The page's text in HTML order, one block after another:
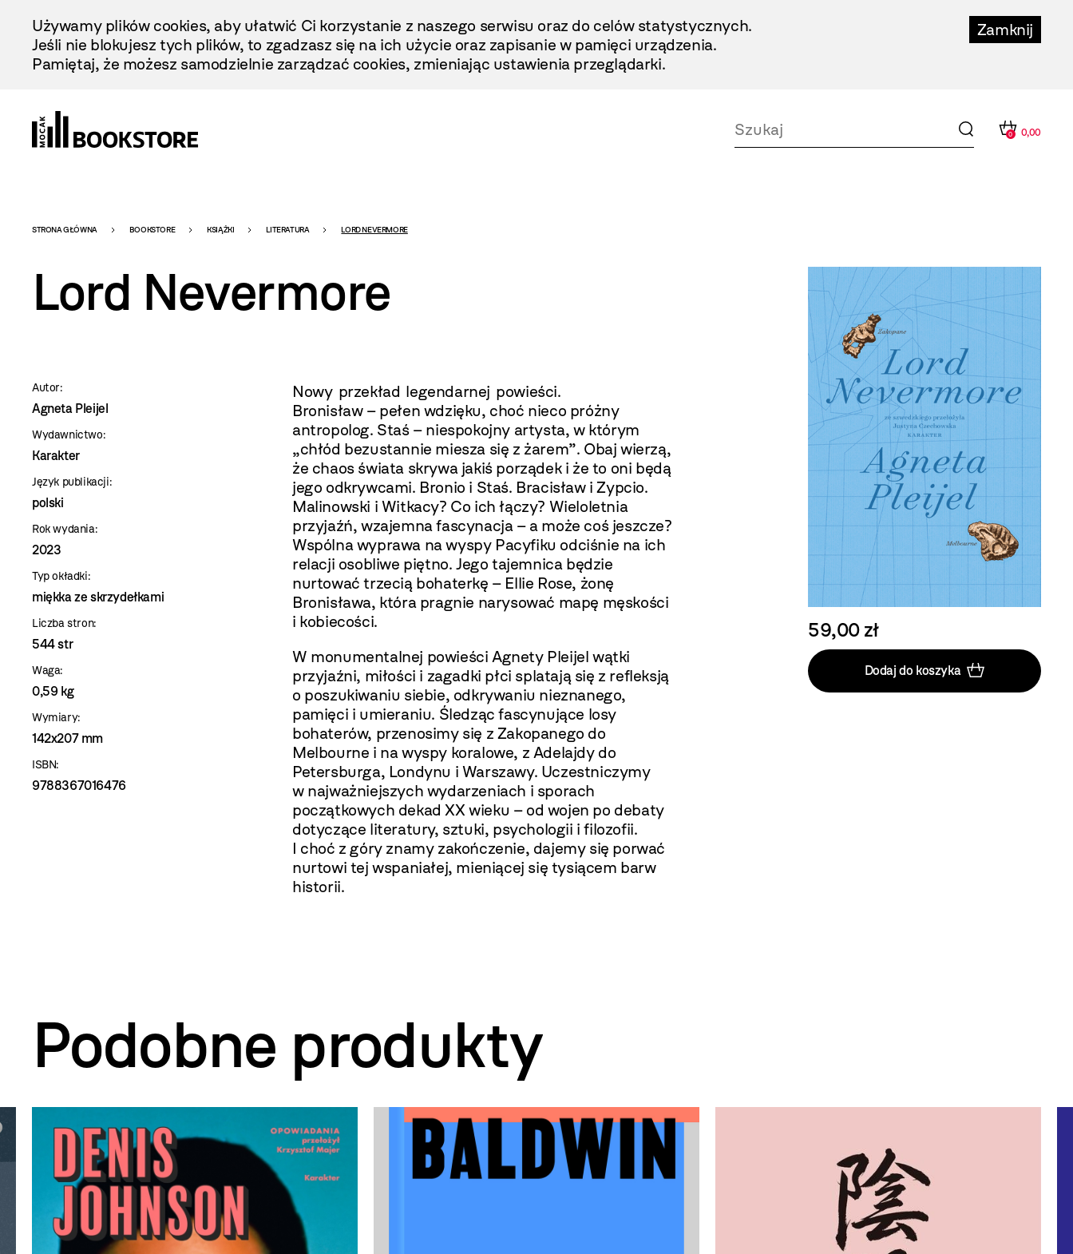
Treści
Zamknij
Używamy plików cookies, aby ułatwić Ci korzystanie z naszego serwisu oraz do celów statystycznych.
Jeśli nie blokujesz tych plików, to zgadzasz się na ich użycie oraz zapisanie w pamięci urządzenia.
Pamiętaj, że możesz samodzielnie zarządzać cookies, zmieniając ustawienia przeglądarki.
0 0,00
Bookstore
-
szablon
szczegóły
STRONA GŁÓWNA BOOKSTORE KSIĄŻKI LITERATURA LORD NEVERMORE
Lord Nevermore
Autor:
Agneta Pleijel
Wydawnictwo:
Karakter
Język publikacji:
polski
Rok wydania:
2023
Typ okładki:
miękka ze skrzydełkami
Liczba stron:
544 str
Waga:
0,59 kg
Wymiary:
142x207 mm
ISBN:
9788367016476
Nowy przekład legendarnej powieści.
Bronisław – pełen wdzięku, choć nieco próżny
antropolog. Staś – niespokojny artysta, w którym
„chłód bezustannie miesza się z żarem”. Obaj wierzą,
że chaos świata skrywa jakiś porządek i że to oni będą
jego odkrywcami. Bronio i Staś. Bracisław i Zypcio.
Malinowski i Witkacy? Co ich łączy? Wieloletnia
przyjaźń, wzajemna fascynacja – a może coś jeszcze?
Wspólna wyprawa na wyspy Pacyfiku odciśnie na ich
relacji osobliwe piętno. Jego tajemnica będzie
nurtować trzecią bohaterkę – Ellie Rose, żonę
Bronisława, która pragnie narysować mapę męskości
i kobiecości.
W monumentalnej powieści Agnety Pleijel wątki
przyjaźni, miłości i zagadki płci splatają się z refleksją
o poszukiwaniu siebie, odkrywaniu nieznanego,
pamięci i umieraniu. Śledząc fascynujące losy
bohaterów, przenosimy się z Zakopanego do
Melbourne i na wyspy koralowe, z Adelajdy do
Petersburga, Londynu i Warszawy. Uczestniczymy
w najważniejszych wydarzeniach i sporach
początkowych dekad XX wieku – od wojen po debaty
dotyczące literatury, sztuki, psychologii i filozofii.
I choć z góry znamy zakończenie, dajemy się porwać
nurtowi tej wspaniałej, mieniącej się tysiącem barw
historii.
59,00 zł
Dodaj do koszyka
Podobne produkty